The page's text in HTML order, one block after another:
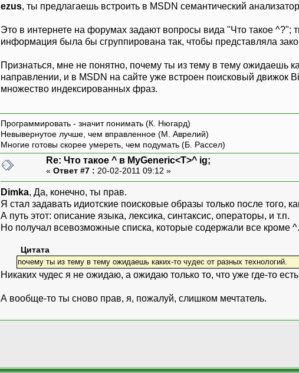
ezus, ты предлагаешь встроить в MSDN семантический
Это в интернете на форумах задают вопросы вида "Что такое ^?";
информация была бы сгруппирована так, чтобы представляла
Признаться, мне не понятно, почему ты из тему в тему ожидаешь
направлении, и в MSDN на сайте уже встроен поисковый движок
множество индексированных фраз.
Программировать - значит понимать (К. Нюгард)
Невывернутое лучше, чем вправленное (М. Аврелий)
Многие готовы скорее умереть, чем подумать (Б. Рассел)
Re: Что такое ^ в MyGeneric<T>^ ig;
« Ответ #7 : 20-02-2011 09:12 »
Dimka, Да, конечно, ты прав.
Я стал задавать идиотские поисковые образы только после того,
А путь этот: описание языка, лексика, синтаксис, операторы, и т.п.
Но получал всевозможные списка, которые содержали все кроме ^.
Цитата
почему ты из тему в тему ожидаешь каких-то чудес от разных технологий.
Никаких чудес я не ожидаю, а ожидаю только то, что уже где-то
А вообще-то ты сново прав, я, пожалуй, слишком мечтатель.